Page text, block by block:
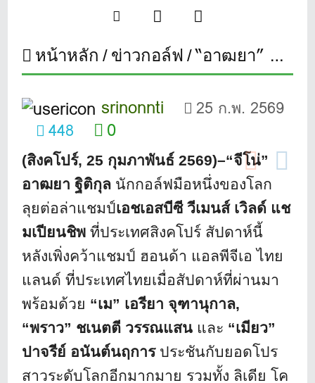
หน้าหลัก ข่าวกอล์ฟ “อาฒยา” นำสาวไทยลุยต่อล่าแชมป์ “เอชเอสบีซี วีเมนส์ เวิลด์ แชมเปียนชิพ” ที่สิงคโปร์
srinonnti
25 ก.พ. 2569
448
0
(สิงคโปร์, 25 กุมภาพันธ์ 2569)–“จีโน่”
อาฒยา ฐิติกุล นักกอล์ฟมือหนึ่งของโลก
ลุยต่อล่าแชมป์เอชเอสบีซี วีเมนส์ เวิลด์ แช
มเปียนชิพ ที่ประเทศสิงคโปร์ สัปดาห์นี้
หลังเพิ่งคว้าแชมป์ ฮอนด้า แอลพีจีเอ ไทย
แลนด์ ที่ประเทศไทยเมื่อสัปดาห์ที่ผ่านมา
พร้อมด้วย “เม” เอรียา จุฑานุกาล,
“พราว” ชเนตตี วรรณแสน และ “เมียว”
ปาจรีย์ อนันต์นฤการประชันกับยอดโปร
สาวระดับโลกอีกมากมาย รวมทั้ง ลิเดีย โค